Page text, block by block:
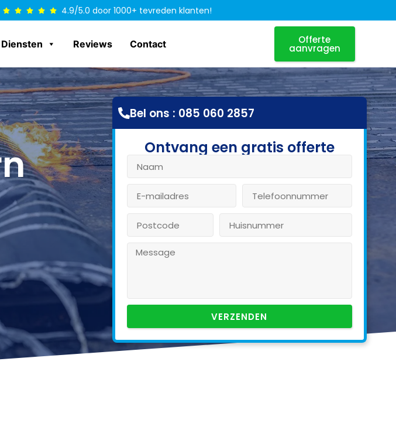
4.9/5.0 door 1000+ tevreden klanten!
Reviews Contact Offerte
aanvragen
Bel ons : 085 060 2857
Ontvang een gratis offerte
VERZENDEN